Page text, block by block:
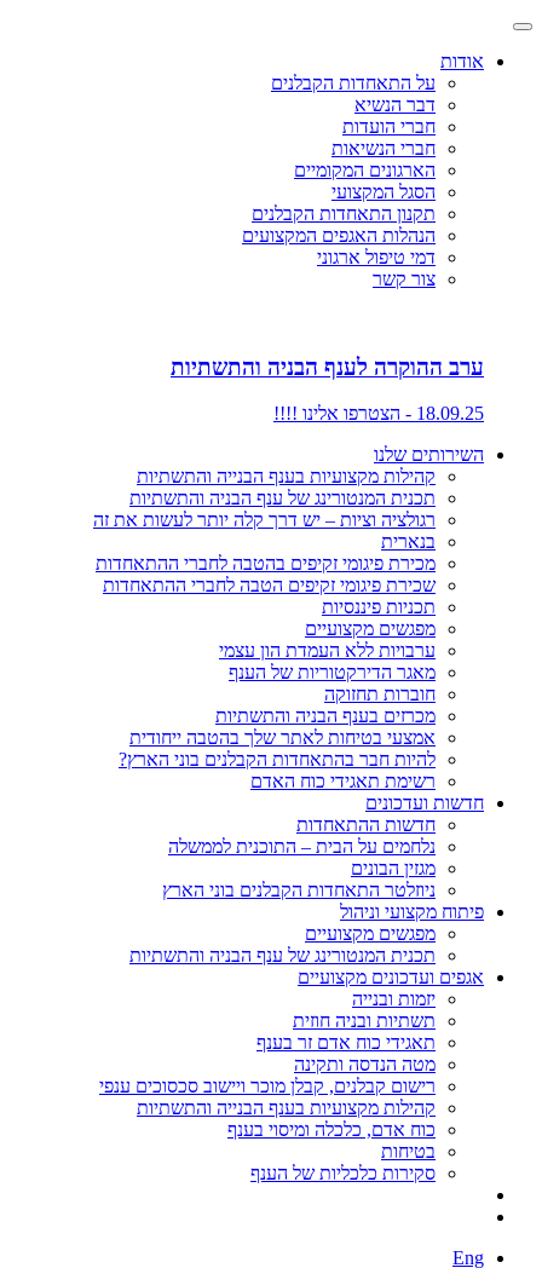
אודות
על התאחדות הקבלנים
דבר הנשיא
חברי הועדות
חברי הנשיאות
הארגונים המקומיים
הסגל המקצועי
תקנון התאחדות הקבלנים
הנהלות האגפים המקצועים
דמי טיפול ארגוני
צור קשר
ערב ההוקרה לענף הבניה והתשתיות
18.09.25 - הצטרפו אלינו !!!!
השירותים שלנו
קהילות מקצועיות בענף הבנייה והתשתיות
תכנית המנטורינג של ענף הבניה והתשתיות
רגולציה וציות – יש דרך קלה יותר לעשות את זה
בנארית
מכירת פיגומי זקיפים בהטבה לחברי ההתאחדות
שכירת פיגומי זקיפים הטבה לחברי ההתאחדות
תכניות פיננסיות
מפגשים מקצועיים
ערבויות ללא העמדת הון עצמי
מאגר הדירקטוריות של הענף
חוברות תחזוקה
מכרזים בענף הבניה והתשתיות
אמצעי בטיחות לאתר שלך בהטבה ייחודית
להיות חבר בהתאחדות הקבלנים בוני הארץ?
רשימת תאגידי כוח האדם
חדשות ועדכונים
חדשות ההתאחדות
נלחמים על הבית – התוכנית לממשלה
מגזין הבונים
ניוזלטר התאחדות הקבלנים בוני הארץ
פיתוח מקצועי וניהול
מפגשים מקצועיים
תכנית המנטורינג של ענף הבניה והתשתיות
אגפים ועדכונים מקצועיים
יזמות ובנייה
תשתיות ובניה חוזית
תאגידי כוח אדם זר בענף
מטה הנדסה ותקינה
רישום קבלנים, קבלן מוכר ויישוב סכסוכים ענפי
קהילות מקצועיות בענף הבנייה והתשתיות
כוח אדם, כלכלה ומיסוי בענף
בטיחות
סקירות כלכליות של הענף
Eng